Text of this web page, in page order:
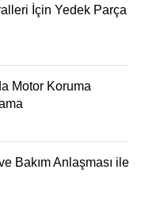
İçin Yedek Parça
Motor Koruma
Bakım Anlaşması ile